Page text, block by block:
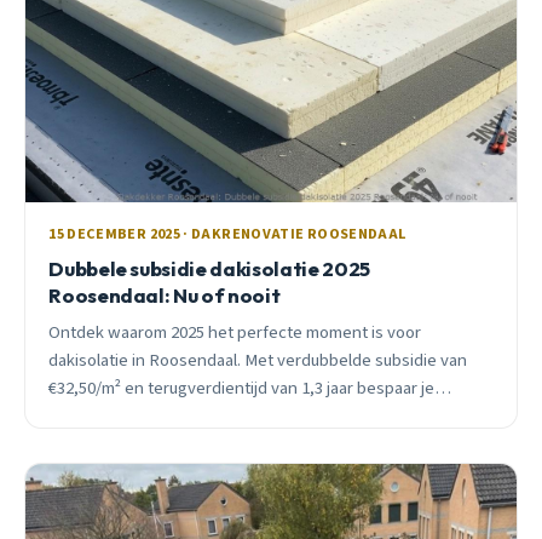
15 DECEMBER 2025 · DAKRENOVATIE ROOSENDAAL
Dubbele subsidie dakisolatie 2025
Roosendaal: Nu of nooit
Ontdek waarom 2025 het perfecte moment is voor
dakisolatie in Roosendaal. Met verdubbelde subsidie van
€32,50/m² en terugverdientijd van 1,3 jaar bespaar je